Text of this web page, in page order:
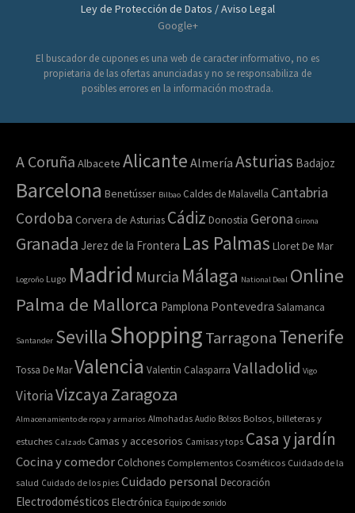
Ley de Protección de Datos / Aviso Legal
Google+
El buscador de cupones es una web de caracter informativo, no es
propietaria de las ofertas anunciadas y no se responsabiliza de
posibles errores en la información mostrada.
A Coruña Albacete Alicante Almería Asturias Badajoz
Barcelona Benetússer Bilbao Caldes de Malavella Cantabria
Cordoba Corvera de Asturias Cádiz Donostia Gerona Girona
Granada Jerez de la Frontera Las Palmas Lloret De Mar
Logroño Lugo Madrid Murcia Málaga National Deal Online
Palma de Mallorca Pamplona Pontevedra Salamanca
Santander Sevilla ShoppingTarragonaTenerife
Tossa De MarValencia Valentin Calasparra Valladolid Vigo
VitoriaVizcaya Zaragoza
Almacenamiento de ropa y armarios Almohadas Audio Bolsos Bolsos, billeteras y
estuches Calzado Camas y accesorios Camisas y tops Casa y jardín
Cocina y comedor Colchones Complementos Cosméticos Cuidado de la
salud Cuidado de los pies Cuidado personal Decoración
Electrodomésticos Electrónica Equipo de sonido